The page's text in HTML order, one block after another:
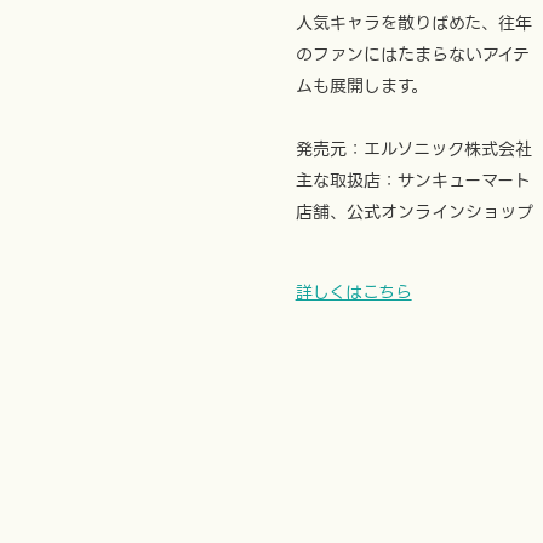
人気キャラを散りばめた、往年
のファンにはたまらないアイテ
ムも展開します。
発売元：エルソニック株式会社
主な取扱店：サンキューマート
店舗、公式オンラインショップ
詳しくはこちら